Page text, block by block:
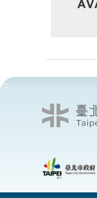
:::